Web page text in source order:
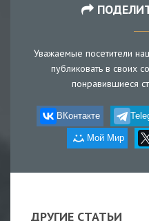
Уважаемые посетители
публиковать в своих
понравившиеся
ВКонтакте
Мой Мир
ДРУГИЕ СТАТЬИ